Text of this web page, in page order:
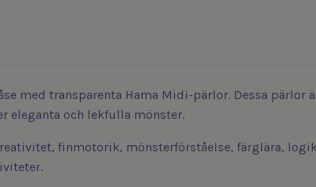
med transparenta Hama Midi-pärlor. Dessa pärlor
eleganta och lekfulla mönster.
finmotorik, mönsterförståelse, färglära,